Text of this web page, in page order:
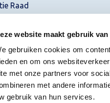
website maakt gebruik
gebruiken cookies om
en om ons
met onze partners voor
met andere
gebruik van hun services.
Raad